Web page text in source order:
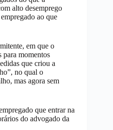
alto desemprego
ao que
em que o
para momentos
que criou a
no qual o
mas agora sem
que entrar na
do advogado da